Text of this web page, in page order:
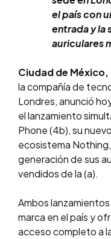
el país con
entrada y la
auriculares
Ciudad de
la compañía de
Londres, anunció
el lanzamiento
Phone (4b), su
ecosistema Nothing,
generación de sus
vendidos de la (a).
Ambos
marca en el país y
acceso completo a